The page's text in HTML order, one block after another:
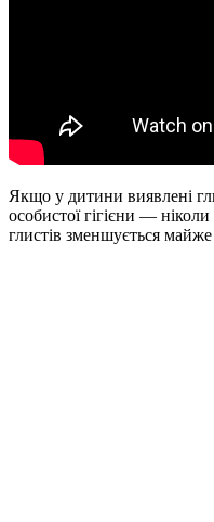
Якщо у дитини виявлені
особистої гігієни —
глистів зменшується